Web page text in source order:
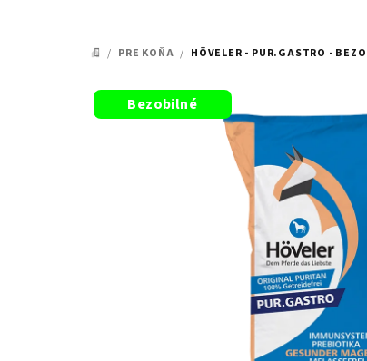
DOMOV
/ PRE KOŇA / HÖVELER - PUR.GASTRO -
Bezobilné